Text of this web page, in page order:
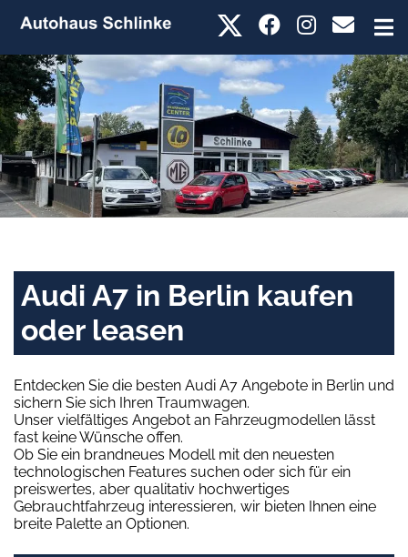
Audi A7 in Berlin kaufen
oder leasen
Entdecken Sie die besten Audi A7 Angebote in Berlin und
sichern Sie sich Ihren Traumwagen.
Unser vielfältiges Angebot an Fahrzeugmodellen lässt
fast keine Wünsche offen.
Ob Sie ein brandneues Modell mit den neuesten
technologischen Features suchen oder sich für ein
preiswertes, aber qualitativ hochwertiges
Gebrauchtfahrzeug interessieren, wir bieten Ihnen eine
breite Palette an Optionen.